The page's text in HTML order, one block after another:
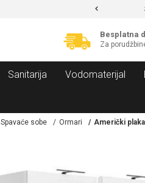
Besplatna
Za
Sanitarija Vodomaterijal
Spavaće sobe Ormari Američki